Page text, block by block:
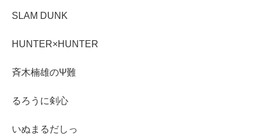
SLAM DUNK
HUNTER×HUNTER
斉木楠雄のΨ難
るろうに剣心
いぬまるだしっ